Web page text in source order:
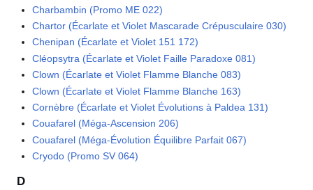
Charbambin (Promo ME 022)
Chartor (Écarlate et Violet Mascarade Crépusculaire 030)
Chenipan (Écarlate et Violet 151 172)
Cléopsytra (Écarlate et Violet Faille Paradoxe 081)
Clown (Écarlate et Violet Flamme Blanche 083)
Clown (Écarlate et Violet Flamme Blanche 163)
Cornèbre (Écarlate et Violet Évolutions à Paldea 131)
Couafarel (Méga-Ascension 206)
Couafarel (Méga-Évolution Équilibre Parfait 067)
Cryodo (Promo SV 064)
D